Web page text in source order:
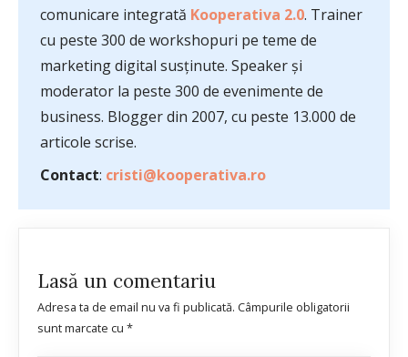
comunicare integrată Kooperativa 2.0. Trainer
cu peste 300 de workshopuri pe teme de
marketing digital susținute. Speaker și
moderator la peste 300 de evenimente de
business. Blogger din 2007, cu peste 13.000 de
articole scrise.
Contact: cristi@kooperativa.ro
Lasă un comentariu
Adresa ta de email nu va fi publicată. Câmpurile obligatorii
sunt marcate cu *